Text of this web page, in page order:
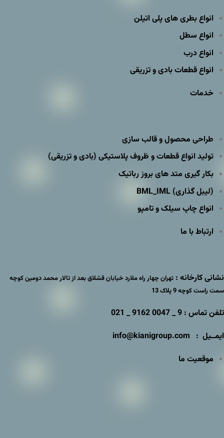
انواع بطری های پلی اتیلن
انواع سطل
انواع درب
انواع قطعات بادی و تزریقی
خدمات
طراحی محصول و قالب سازی
تولید انواع قطعات و ظروف پلاستیکی (بادی و تزریقی)
بکار گیری متد های بروز رباتیک
(لیبل گذاری) BML_IML
انواع چاپ سیلک و تامپو
ارتباط با ما
نشانی کارخانه : تهران چهار راه ملارد خیابان قشلاق بعد از تالار محمد دومین کوچه
سمت راست کوچه 9 پلاک 13
تلفن تماس : 9 _ 0047 9162 _ 021
ایمــیل : info@kianigroup.com
موقعیت ما